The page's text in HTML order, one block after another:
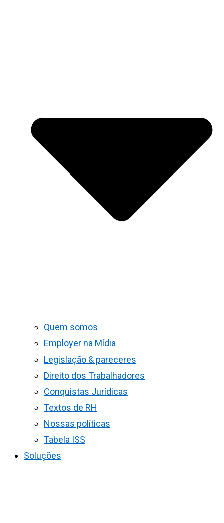
Quem somos
Employer na Mídia
Legislação & pareceres
Direito dos Trabalhadores
Conquistas Jurídicas
Textos de RH
Nossas políticas
Tabela ISS
Soluções